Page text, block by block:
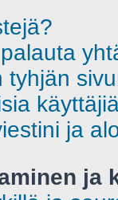
tyhjän
ja
ja